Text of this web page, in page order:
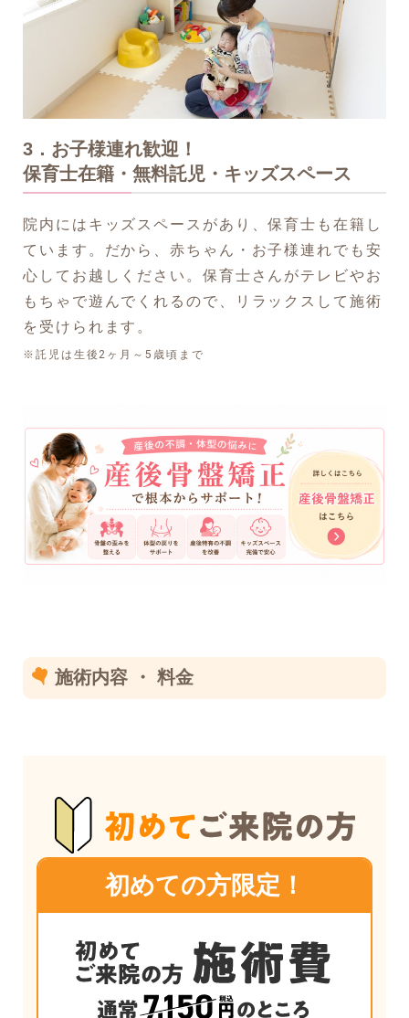
3．お子様連れ歓迎！
保育士在籍・無料託児・ キッズスペース
院内にはキッズスペースがあり、保育士も在籍し
ています。だから、赤ちゃん・お子様連れでも安
心してお越しください。保育士さんがテレビやお
もちゃで遊んでくれるので、リラックスして施術
を受けられます。
※託児は生後2ヶ月～5歳頃まで
施術内容 ・ 料金
初めての方限定！